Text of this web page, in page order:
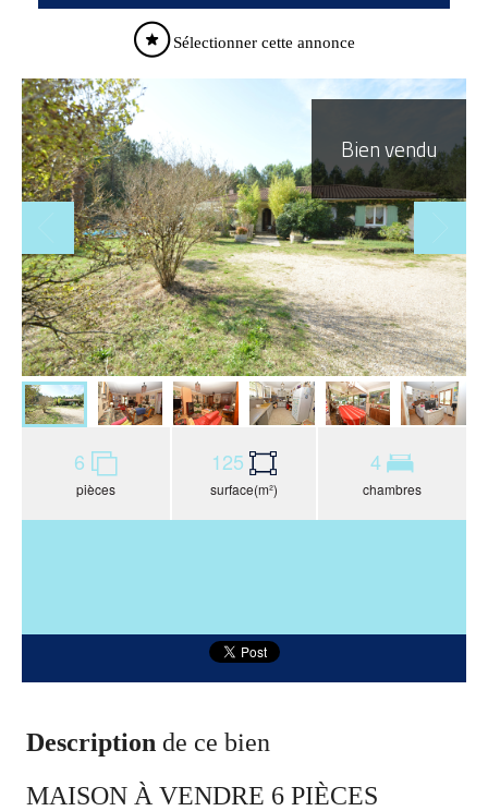
Sélectionner cette annonce
Bien vendu
6
pièces
125
surface(m²)
4
chambres
Description de ce bien
MAISON À VENDRE 6 PIÈCES